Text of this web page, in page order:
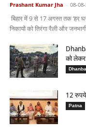
Prashant Kumar Jha - 08-
बिहार में 9 से 17 अगस्त तक ‘हर
निकायों को तिरंगा रैली और
को लेकर
12
Patna